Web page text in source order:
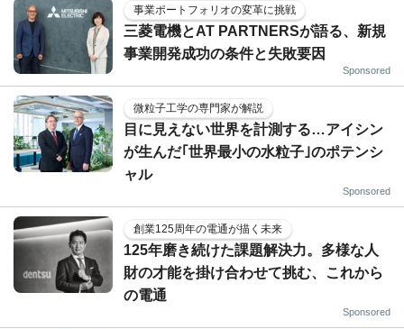
事業ポートフォリオの変革に挑戦
三菱電機とAT PARTNERSが語る、新規
事業開発成功の条件と失敗要因
Sponsored
微粒子工学の専門家が解説
目に見えない世界を計測する…アイシン
が生んだ｢世界最小の水粒子｣のポテンシ
ャル
Sponsored
創業125周年の電通が描く未来
125年磨き続けた課題解決力。多様な人
財の才能を掛け合わせて挑む、これから
の電通
Sponsored